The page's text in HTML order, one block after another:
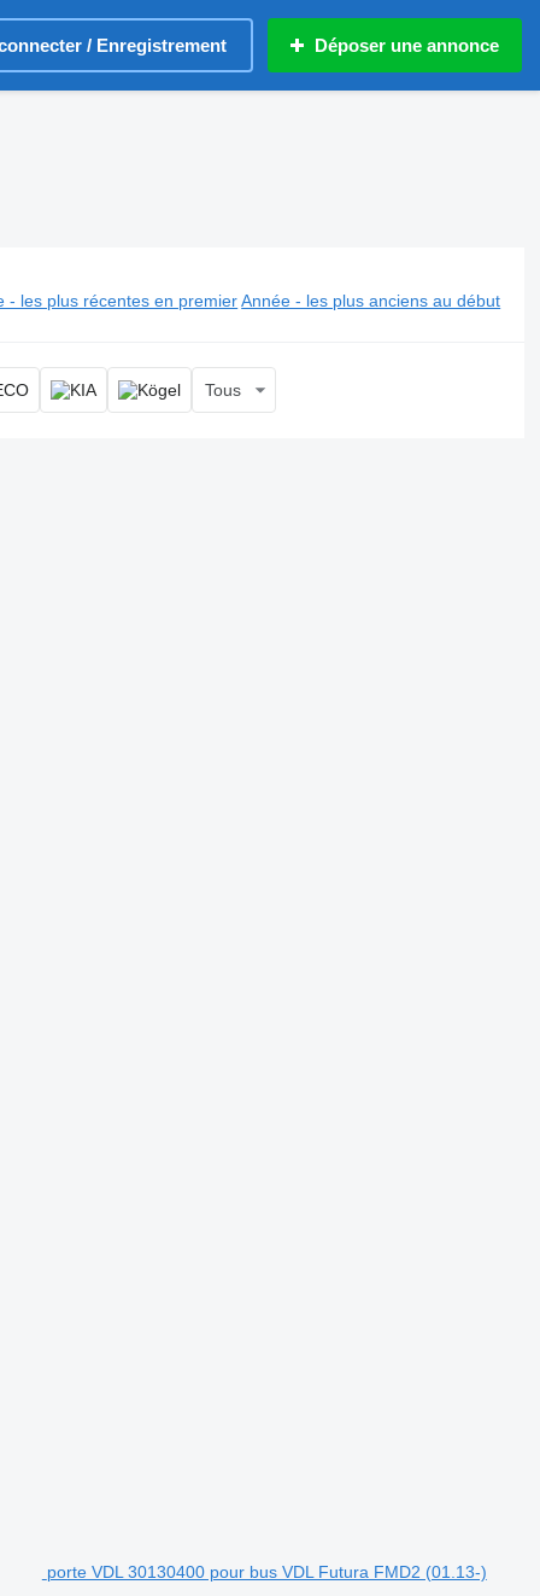
/ Enregistrement Déposer une annonce
- les plus récentes en premier Année - les plus anciens au début
Tous
porte VDL 30130400 pour bus VDL Futura FMD2 (01.13-)